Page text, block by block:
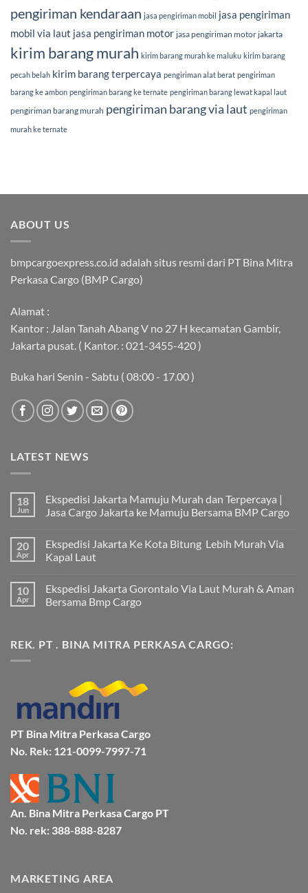
pengiriman kendaraan jasa pengiriman mobil
jasa pengiriman
mobil via laut jasa pengiriman motor jasa pengiriman motor jakarta
kirim barang murah kirim barang murah ke maluku kirim barang
pecah belah kirim barang terpercaya pengiriman alat berat pengiriman
barang ke ambon pengiriman barang ke ternate pengiriman barang lewat kapal laut
pengiriman barang murah pengiriman barang via laut pengiriman
murah ke ternate
ABOUT US
bmpcargoexpress.co.id adalah situs resmi dari PT Bina Mitra
Perkasa Cargo (BMP Cargo)
Alamat :
Kantor : Jalan Tanah Abang V no 27 H kecamatan Gambir,
Jakarta pusat. ( Kantor. : 021-3455-420 )
Buka hari Senin - Sabtu ( 08:00 - 17.00 )
LATEST NEWS
18
Jun
Ekspedisi Jakarta Mamuju Murah dan Terpercaya |
Jasa Cargo Jakarta ke Mamuju Bersama BMP Cargo
komentar
pada
Ekspedisi
Murah
dan
Terpercaya
Jakarta
ke
20
Apr
Ekspedisi Jakarta Ke Kota Bitung Lebih Murah Via
Kapal Laut
komentar
pada
Ekspedisi
Bitung
Lebih
10
Apr
Ekspedisi Jakarta Gorontalo Via Laut Murah & Aman
Bersama Bmp Cargo
pada
Ekspedisi
&
Aman
Bersama
Bmp
Cargo
REK. PT . BINA MITRA PERKASA CARGO:
PT Bina Mitra Perkasa Cargo
No. Rek: 121-0099-7997-71
An. Bina Mitra Perkasa Cargo PT
No. rek: 388-888-8287
MARKETING AREA